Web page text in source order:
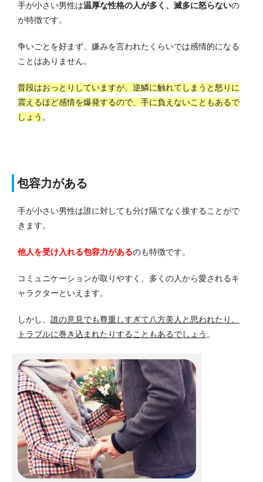
手が小さい男性は温厚な性格の人が多く、滅多に怒らないの
が特徴です。
争いごとを好まず、嫌みを言われたくらいでは感情的になる
ことはありません。
普段はおっとりしていますが、逆鱗に触れてしまうと怒りに
震えるほど感情を爆発するので、手に負えないこともあるで
しょう 。
包容力がある
手が小さい男性は誰に対しても分け隔てなく接することがで
きます。
他人を受け入れる包容力があるのも特徴です。
コミュニケーションが取りやすく、多くの人から愛されるキ
ャラクターといえます。
しかし、 誰の意見でも尊重しすぎて八方美人と思われたり、
トラブルに巻き込まれたりすることもあるでしょう 。